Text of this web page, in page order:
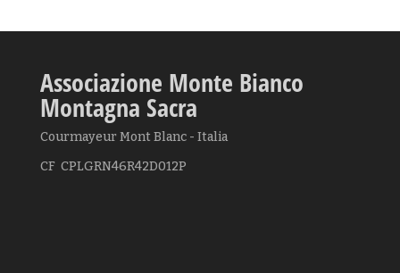
Associazione Monte Bianco
Montagna Sacra
Courmayeur Mont Blanc - Italia
CF CPLGRN46R42D012P